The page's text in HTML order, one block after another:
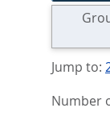
Jump to:
Number